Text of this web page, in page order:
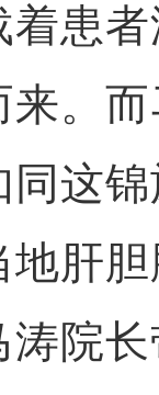
患者
。
同这
肝
涛院